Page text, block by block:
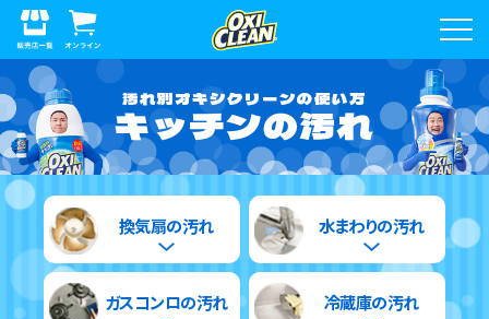
汚れ別オキシクリーンの使い方
キッチンの汚れ
換気扇の汚れ 水まわりの汚れ
ガスコンロの汚れ 冷蔵庫の汚れ